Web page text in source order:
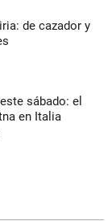
de cazador y
sábado: el
en Italia